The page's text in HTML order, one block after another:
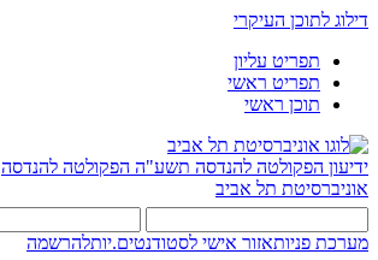
דילוג לתוכן העיקרי
תפריט עליון
תפריט ראשי
תוכן ראשי
ידיעון הפקולטה להנדסה תשע"ה הפקולטה להנדסה
אוניברסיטת תל אביב
מערכת פניותאזור אישי לסטודנטים.יותלהרשמה